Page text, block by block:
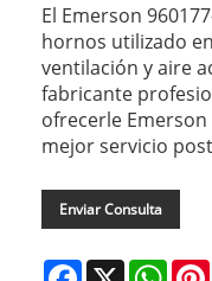
El Emerson
hornos utilizado
ventilación y aire
fabricante
ofrecerle Emerson
mejor servicio
Enviar Consulta
Facebook
X